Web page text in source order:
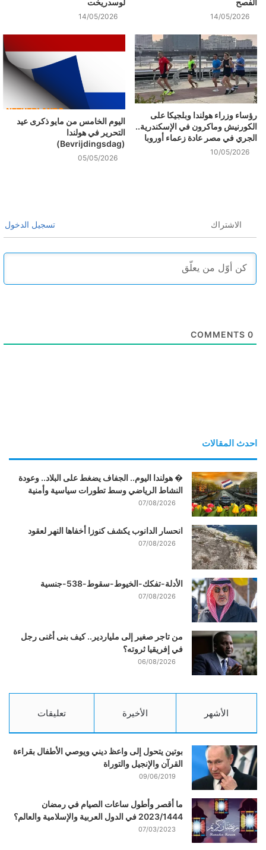
14/05/2026
14/05/2026
رؤساء وزراء هولندا وبلجيكا على
الكورنيش وماكرون في الإسكندرية..
الجري في مصر عادة زعماء أوروبا
10/05/2026
اليوم الخامس من مايو ذكرى عيد
التحرير في هولندا
(Bevrijdingsdag)
05/05/2026
الاشتراك تسجيل الدخول
0
احدث المقالات
� هولندا اليوم.. الجفاف يضغط على البلاد.. وعودة
النشاط الرياضي وسط تطورات سياسية وأمنية
07/08/2026
انحسار الدانوب يكشف كنوزا أخفاها النهر لعقود
07/08/2026
الأدلة-تفكك-الخيوط-سقوط-538-جنسية
07/08/2026
من تاجر صغير إلى ملياردير.. كيف بنى أغنى رجل
في إفريقيا ثروته؟
06/08/2026
الأشهر الأخيرة تعليقات
بوتين يتحول إلى واعظ ديني ويوصي الأطفال بقراءة
القرآن والإنجيل والتوراة
09/06/2019
ما أقصر وأطول ساعات الصيام في رمضان
2023/1444 في الدول العربية والإسلامية والعالم؟
07/03/2023